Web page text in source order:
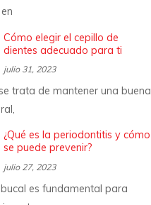
Cómo elegir el cepillo de
dientes adecuado para ti
julio 31, 2023
trata de mantener una buena
¿Qué es la periodontitis y cómo
se puede prevenir?
julio 27, 2023
es fundamental para